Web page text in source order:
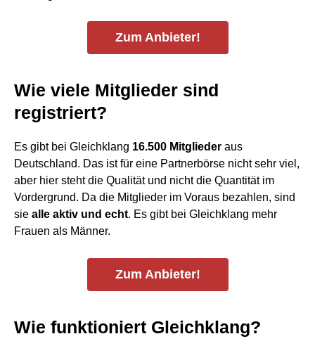
Zum Anbieter!
Wie viele Mitglieder sind
registriert?
Es gibt bei Gleichklang 16.500 Mitglieder aus
Deutschland. Das ist für eine Partnerbörse nicht sehr viel,
aber hier steht die Qualität und nicht die Quantität im
Vordergrund. Da die Mitglieder im Voraus bezahlen, sind
sie alle aktiv und echt. Es gibt bei Gleichklang mehr
Frauen als Männer.
Zum Anbieter!
Wie funktioniert Gleichklang?